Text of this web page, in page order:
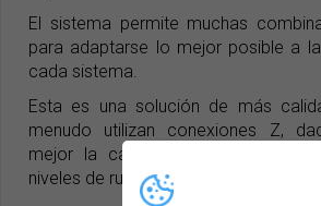
El sistema permite muchas
para adaptarse lo mejor posible a
cada sistema.
Esta es una solución de más
menudo utilizan conexiones Z,
mejor la calidad original y
niveles de ruido.